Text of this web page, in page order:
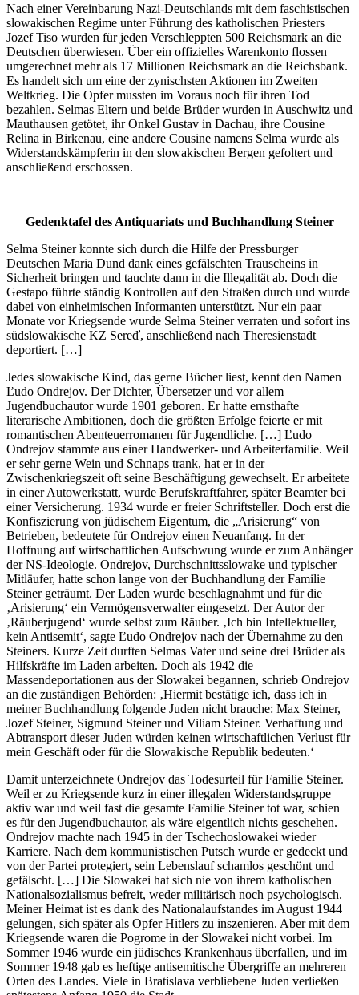
Nach einer Vereinbarung Nazi-Deutschlands mit dem faschistischen
slowakischen Regime unter Führung des katholischen Priesters
Jozef Tiso wurden für jeden Verschleppten 500 Reichsmark an die
Deutschen überwiesen. Über ein offizielles Warenkonto flossen
umgerechnet mehr als 17 Millionen Reichsmark an die Reichsbank.
Es handelt sich um eine der zynischsten Aktionen im Zweiten
Weltkrieg. Die Opfer mussten im Voraus noch für ihren Tod
bezahlen. Selmas Eltern und beide Brüder wurden in Auschwitz und
Mauthausen getötet, ihr Onkel Gustav in Dachau, ihre Cousine
Relina in Birkenau, eine andere Cousine namens Selma wurde als
Widerstandskämpferin in den slowakischen Bergen gefoltert und
anschließend erschossen.
Gedenktafel des Antiquariats und Buchhandlung Steiner
Selma Steiner konnte sich durch die Hilfe der Pressburger
Deutschen Maria Dund dank eines gefälschten Trauscheins in
Sicherheit bringen und tauchte dann in die Illegalität ab. Doch die
Gestapo führte ständig Kontrollen auf den Straßen durch und wurde
dabei von einheimischen Informanten unterstützt. Nur ein paar
Monate vor Kriegsende wurde Selma Steiner verraten und sofort ins
südslowakische KZ Sereď, anschließend nach Theresienstadt
deportiert. […]
Jedes slowakische Kind, das gerne Bücher liest, kennt den Namen
Ľudo Ondrejov. Der Dichter, Übersetzer und vor allem
Jugendbuchautor wurde 1901 geboren. Er hatte ernsthafte
literarische Ambitionen, doch die größten Erfolge feierte er mit
romantischen Abenteuerromanen für Jugendliche. […] Ľudo
Ondrejov stammte aus einer Handwerker- und Arbeiterfamilie. Weil
er sehr gerne Wein und Schnaps trank, hat er in der
Zwischenkriegszeit oft seine Beschäftigung gewechselt. Er arbeitete
in einer Autowerkstatt, wurde Berufskraftfahrer, später Beamter bei
einer Versicherung. 1934 wurde er freier Schriftsteller. Doch erst die
Konfiszierung von jüdischem Eigentum, die „Arisierung“ von
Betrieben, bedeutete für Ondrejov einen Neuanfang. In der
Hoffnung auf wirtschaftlichen Aufschwung wurde er zum Anhänger
der NS-Ideologie. Ondrejov, Durchschnittsslowake und typischer
Mitläufer, hatte schon lange von der Buchhandlung der Familie
Steiner geträumt. Der Laden wurde beschlagnahmt und für die
‚Arisierung‘ ein Vermögensverwalter eingesetzt. Der Autor der
‚Räuberjugend‘ wurde selbst zum Räuber. ‚Ich bin Intellektueller,
kein Antisemit‘, sagte Ľudo Ondrejov nach der Übernahme zu den
Steiners. Kurze Zeit durften Selmas Vater und seine drei Brüder als
Hilfskräfte im Laden arbeiten. Doch als 1942 die
Massendeportationen aus der Slowakei begannen, schrieb Ondrejov
an die zuständigen Behörden: ‚Hiermit bestätige ich, dass ich in
meiner Buchhandlung folgende Juden nicht brauche: Max Steiner,
Jozef Steiner, Sigmund Steiner und Viliam Steiner. Verhaftung und
Abtransport dieser Juden würden keinen wirtschaftlichen Verlust für
mein Geschäft oder für die Slowakische Republik bedeuten.‘
Damit unterzeichnete Ondrejov das Todesurteil für Familie Steiner.
Weil er zu Kriegsende kurz in einer illegalen Widerstandsgruppe
aktiv war und weil fast die gesamte Familie Steiner tot war, schien
es für den Jugendbuchautor, als wäre eigentlich nichts geschehen.
Ondrejov machte nach 1945 in der Tschechoslowakei wieder
Karriere. Nach dem kommunistischen Putsch wurde er gedeckt und
von der Partei protegiert, sein Lebenslauf schamlos geschönt und
gefälscht. […] Die Slowakei hat sich nie von ihrem katholischen
Nationalsozialismus befreit, weder militärisch noch psychologisch.
Meiner Heimat ist es dank des Nationalaufstandes im August 1944
gelungen, sich später als Opfer Hitlers zu inszenieren. Aber mit dem
Kriegsende waren die Pogrome in der Slowakei nicht vorbei. Im
Sommer 1946 wurde ein jüdisches Krankenhaus überfallen, und im
Sommer 1948 gab es heftige antisemitische Übergriffe an mehreren
Orten des Landes. Viele in Bratislava verbliebene Juden verließen